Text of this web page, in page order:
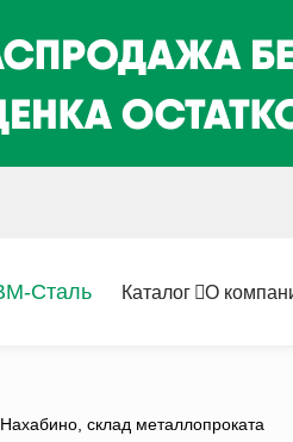
Каталог О
Нахабино, склад металлопроката